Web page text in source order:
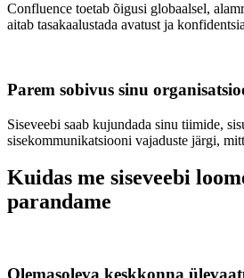
Confluence toetab õigusi globaalsel,
aitab tasakaalustada avatust ja
Parem sobivus sinu
Siseveebi saab kujundada sinu tiimide,
sisekommunikatsiooni vajaduste järgi,
Kuidas me siseveebi
parandame
Olemasoleva keskkonna